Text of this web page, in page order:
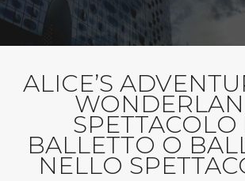
ALICE’S
SPETTACOLO
BALLETTO O
NELLO